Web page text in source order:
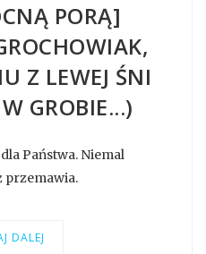
PORĄ]
Z LEWEJ ŚNI
GROBIE...)
Państwa. Niemal
przemawia.
DALEJ